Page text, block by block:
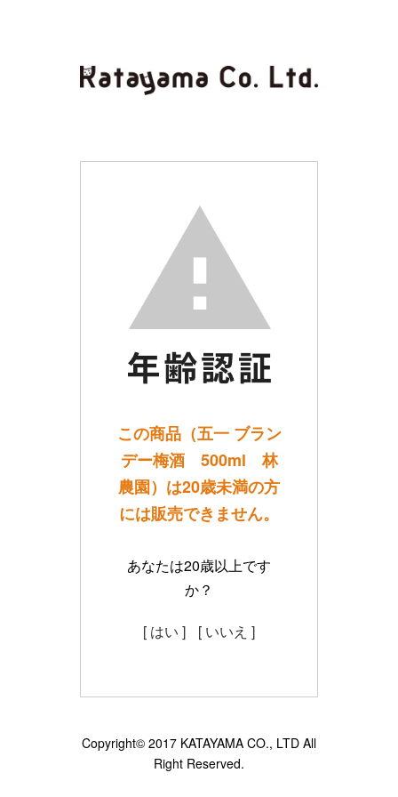
この商品（五一 ブラン
デー梅酒 500ml 林
農園）は20歳未満の方
には販売できません。
あなたは20歳以上です
か？
[ はい ] [ いいえ ]
Copyright© 2017 KATAYAMA CO., LTD All
Right Reserved.